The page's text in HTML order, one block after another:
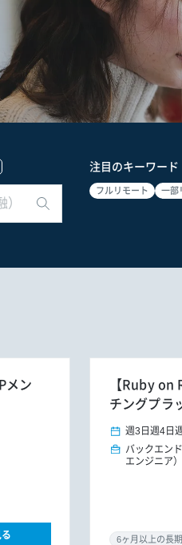
注目のキーワード
フルリモート 一部
メン
【Ruby
チングプラ
週3日 週4日
バックエン
エンジニア）